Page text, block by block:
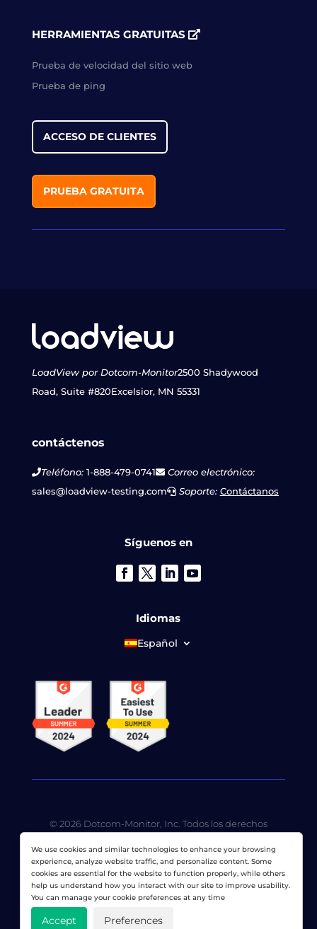
HERRAMIENTAS GRATUITAS
Prueba de velocidad del sitio web
Prueba de ping
ACCESO DE CLIENTES
PRUEBA GRATUITA
LoadView por Dotcom-Monitor2500 Shadywood
Road, Suite #820Excelsior, MN 55331
contáctenos
Teléfono:1-888-479-0741
Correo electrónico:
sales@loadview-testing.com
Soporte: Contáctanos
Síguenos en
Idiomas
Español
© 2026 Dotcom-Monitor, Inc. Todos los derechos
total de Dotcom-Monitor, Inc.
Política de privacidad|Términos de servicio|Patentes
con licencia|Mapa del sitio
We use cookies and similar technologies to enhance your browsing
experience, analyze website traffic, and personalize content. Some
cookies are essential for the website to function properly, while others
help us understand how you interact with our site to improve usability.
You can manage your cookie preferences at any time
Accept Preferences